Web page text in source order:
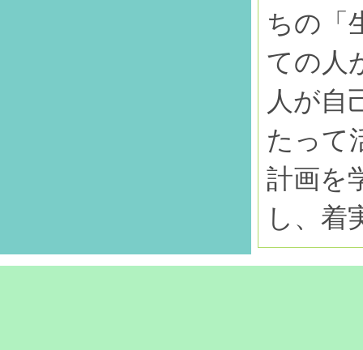
ちの「
ての人
人が自
たって
計画を
し、着